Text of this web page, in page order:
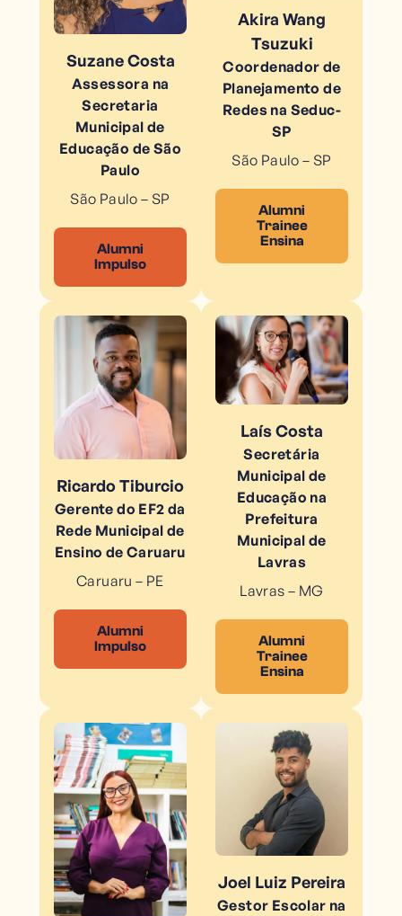
Suzane Costa
Assessora na
Secretaria
Municipal de
Educação de São
Paulo
São Paulo – SP
Alumni
Impulso
Akira Wang
Tsuzuki
Coordenador de
Planejamento de
Redes na Seduc-
SP
São Paulo – SP
Alumni
Trainee
Ensina
Ricardo Tiburcio
Gerente do EF2 da
Rede Municipal de
Ensino de Caruaru
Caruaru – PE
Alumni
Impulso
Laís Costa
Secretária
Municipal de
Educação na
Prefeitura
Municipal de
Lavras
Lavras – MG
Alumni
Trainee
Ensina
Joel Luiz Pereira
Gestor Escolar na